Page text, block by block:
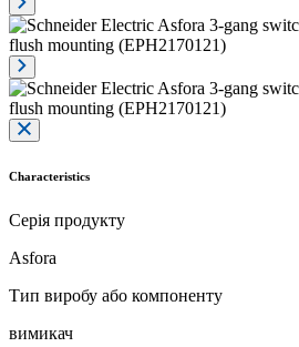
Characteristics
Серія продукту
Asfora
Тип виробу або компоненту
вимикач